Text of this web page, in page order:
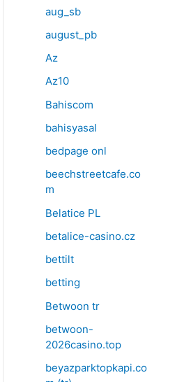
aug_sb
august_pb
Az
Az10
Bahiscom
bahisyasal
bedpage onl
beechstreetcafe.co
m
Belatice PL
betalice-casino.cz
bettilt
betting
Betwoon tr
betwoon-
2026casino.top
beyazparktopkapi.co